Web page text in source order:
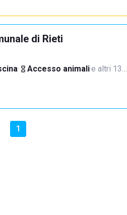
di Rieti
· Accesso animali·e altri 13…
1